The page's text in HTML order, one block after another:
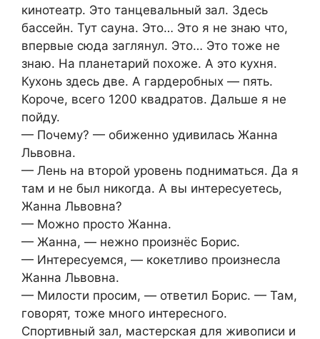
кинотеатр. Это танцевальный зал. Здесь
бассейн. Тут сауна. Это… Это я не знаю что,
впервые сюда заглянул. Это… Это тоже не
знаю. На планетарий похоже. А это кухня.
Кухонь здесь две. А гардеробных — пять.
Короче, всего 1200 квадратов. Дальше я не
пойду.
— Почему? — обиженно удивилась Жанна
Львовна.
— Лень на второй уровень подниматься. Да я
там и не был никогда. А вы интересуетесь,
Жанна Львовна?
— Можно просто Жанна.
— Жанна, — нежно произнёс Борис.
— Интересуемся, — кокетливо произнесла
Жанна Львовна.
— Милости просим, — ответил Борис. — Там,
говорят, тоже много интересного.
Спортивный зал, мастерская для живописи и